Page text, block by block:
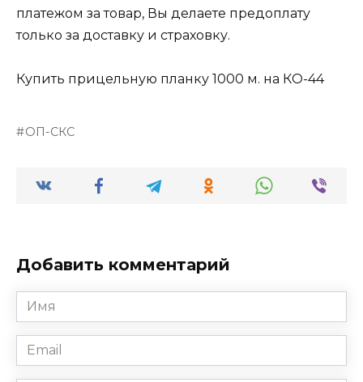
платежом за товар, Вы делаете предоплату
только за доставку и страховку.
Купить прицельную планку 1000 м. на КО-44
ОП-СКС
Добавить комментарий
Имя
*
Email
*